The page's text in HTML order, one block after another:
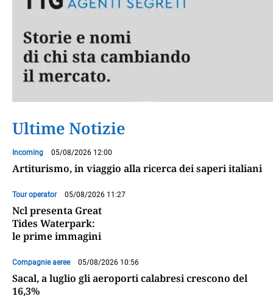
Ultime Notizie
Incoming 05/08/2026 12:00
Artiturismo, in viaggio alla ricerca dei saperi italiani
Tour operator 05/08/2026 11:27
Ncl presenta Great
Tides Waterpark:
le prime immagini
Compagnie aeree 05/08/2026 10:56
Sacal, a luglio gli aeroporti calabresi crescono del
16,3%